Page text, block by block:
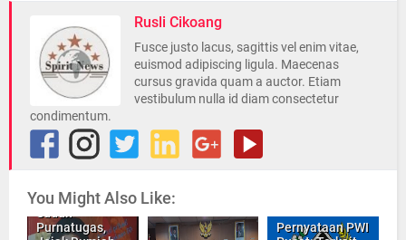
Rusli Cikoang
Fusce justo lacus, sagittis vel enim vitae,
euismod adipiscing ligula. Maecenas
cursus gravida quam a auctor. Etiam
vestibulum nulla id diam consectetur
condimentum.
You Might Also Like:
Walaupun
Purnatugas,
Pernyataan PWI